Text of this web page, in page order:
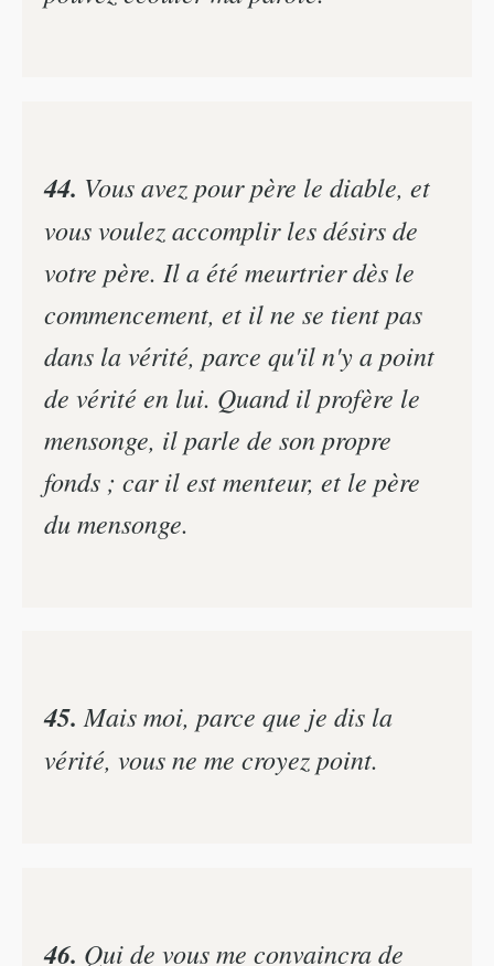
44. Vous avez pour père le diable, et
vous voulez accomplir les désirs de
votre père. Il a été meurtrier dès le
commencement, et il ne se tient pas
dans la vérité, parce qu'il n'y a point
de vérité en lui. Quand il profère le
mensonge, il parle de son propre
fonds ; car il est menteur, et le père
du mensonge.
45. Mais moi, parce que je dis la
vérité, vous ne me croyez point.
46. Qui de vous me convaincra de